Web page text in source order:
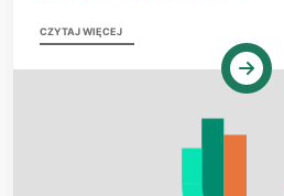
CZYTAJ WIĘCEJ